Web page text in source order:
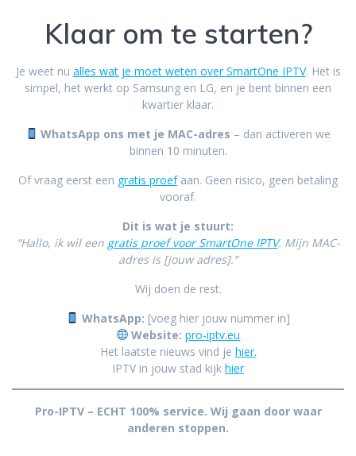
Klaar om te starten?
Je weet nu alles wat je moet weten over SmartOne IPTV. Het is
simpel, het werkt op Samsung en LG, en je bent binnen een
kwartier klaar.
WhatsApp ons met je MAC-adres – dan activeren we
binnen 10 minuten.
Of vraag eerst een gratis proefaan. Geen risico, geen betaling
vooraf.
Dit is wat je stuurt:
“Hallo, ik wil een gratis proef voor SmartOne IPTV. Mijn MAC-
adres is [jouw adres].”
Wij doen de rest.
WhatsApp: [voeg hier jouw nummer in]
Website: pro-iptv.eu
Het laatste nieuws vind je hier.
IPTV in jouw stad kijk hier
Pro-IPTV – ECHT 100% service. Wij gaan door waar
anderen stoppen.